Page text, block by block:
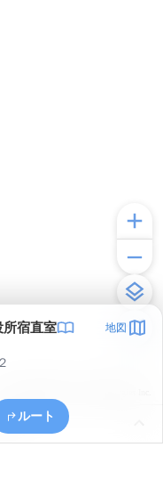
宿直室 地図
ルート
福岡県北九州市小倉北区霧ケ丘１丁目１６